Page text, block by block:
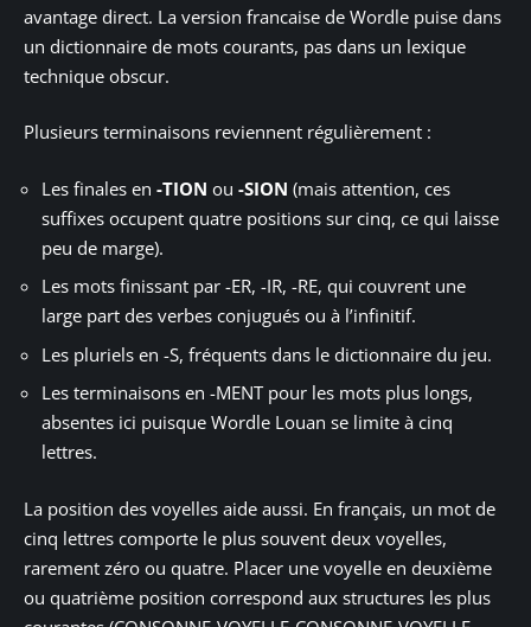
avantage direct. La version francaise de Wordle puise dans
un dictionnaire de mots courants, pas dans un lexique
technique obscur.
Plusieurs terminaisons reviennent régulièrement :
Les finales en -TION ou -SION (mais attention, ces
suffixes occupent quatre positions sur cinq, ce qui laisse
peu de marge).
Les mots finissant par -ER, -IR, -RE, qui couvrent une
large part des verbes conjugués ou à l’infinitif.
Les pluriels en -S, fréquents dans le dictionnaire du jeu.
Les terminaisons en -MENT pour les mots plus longs,
absentes ici puisque Wordle Louan se limite à cinq
lettres.
La position des voyelles aide aussi. En français, un mot de
cinq lettres comporte le plus souvent deux voyelles,
rarement zéro ou quatre. Placer une voyelle en deuxième
ou quatrième position correspond aux structures les plus